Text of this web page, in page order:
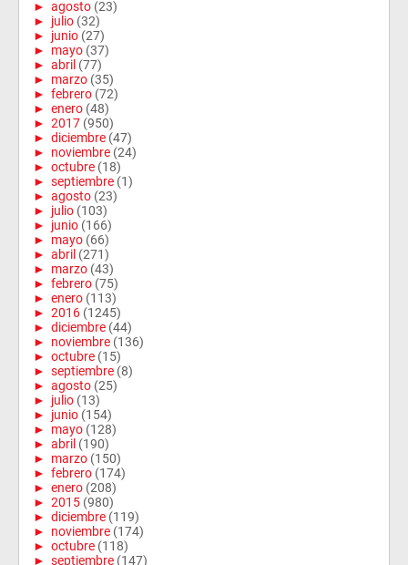
► agosto (23)
► julio (32)
► junio (27)
► mayo (37)
► abril (77)
► marzo (35)
► febrero (72)
► enero (48)
► 2017 (950)
► diciembre (47)
► noviembre (24)
► octubre (18)
► septiembre (1)
► agosto (23)
► julio (103)
► junio (166)
► mayo (66)
► abril (271)
► marzo (43)
► febrero (75)
► enero (113)
► 2016 (1245)
► diciembre (44)
► noviembre (136)
► octubre (15)
► septiembre (8)
► agosto (25)
► julio (13)
► junio (154)
► mayo (128)
► abril (190)
► marzo (150)
► febrero (174)
► enero (208)
► 2015 (980)
► diciembre (119)
► noviembre (174)
► octubre (118)
► septiembre (147)